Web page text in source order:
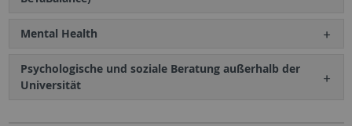
Mental Health
Psychologische und soziale Beratung außerhalb der
Universität